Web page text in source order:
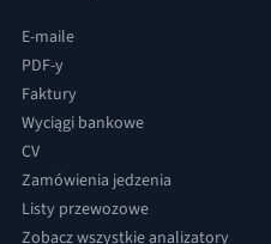
E-maile
PDF-y
Faktury
Wyciągi bankowe
CV
Zamówienia jedzenia
Listy przewozowe
Zobacz wszystkie analizatory